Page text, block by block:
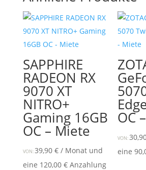
SAPPHIRE
RADEON RX
9070 XT
NITRO+
Gaming 16GB
OC – Miete
VON:39,90 € / Monat und
eine 120,00 €Anzahlung
OC
VON:
eine